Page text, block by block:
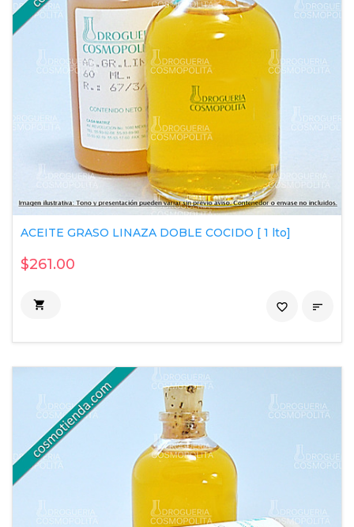
ACEITE GRASO LINAZA DOBLE COCIDO [ 1 lto]
$261.00
 
favorite_border